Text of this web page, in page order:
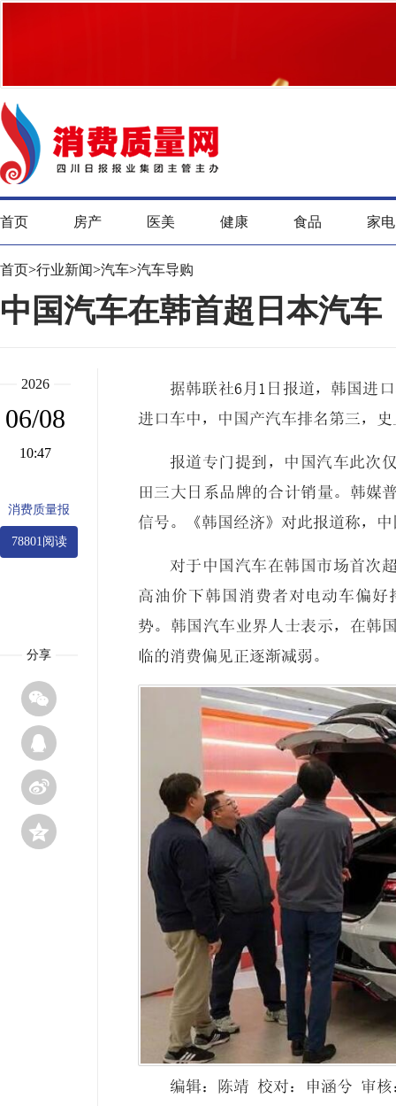
首页 房产 医美 健康 食品 家电
首页>行业新闻>汽车>汽车导购
中国汽车在韩首超日本汽车
2026
06/08
10:47
消费质量报
78801阅读
分享




据韩联社6月1日报道，韩国进
进口车中，中国产汽车排名第三，
报道专门提到，中国汽车此次
田三大日系品牌的合计销量。韩媒
信号。《韩国经济》对此报道称，
对于中国汽车在韩国市场首次
高油价下韩国消费者对电动车偏
势。韩国汽车业界人士表示，在韩
临的消费偏见正逐渐减弱。
编辑：陈靖 校对：申涵兮 审核